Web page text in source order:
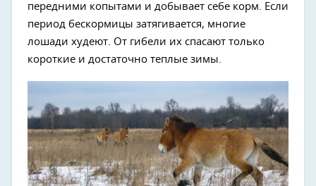
передними копытами и добывает себе корм. Если
период бескормицы затягивается, многие
лошади худеют. От гибели их спасают только
короткие и достаточно теплые зимы.